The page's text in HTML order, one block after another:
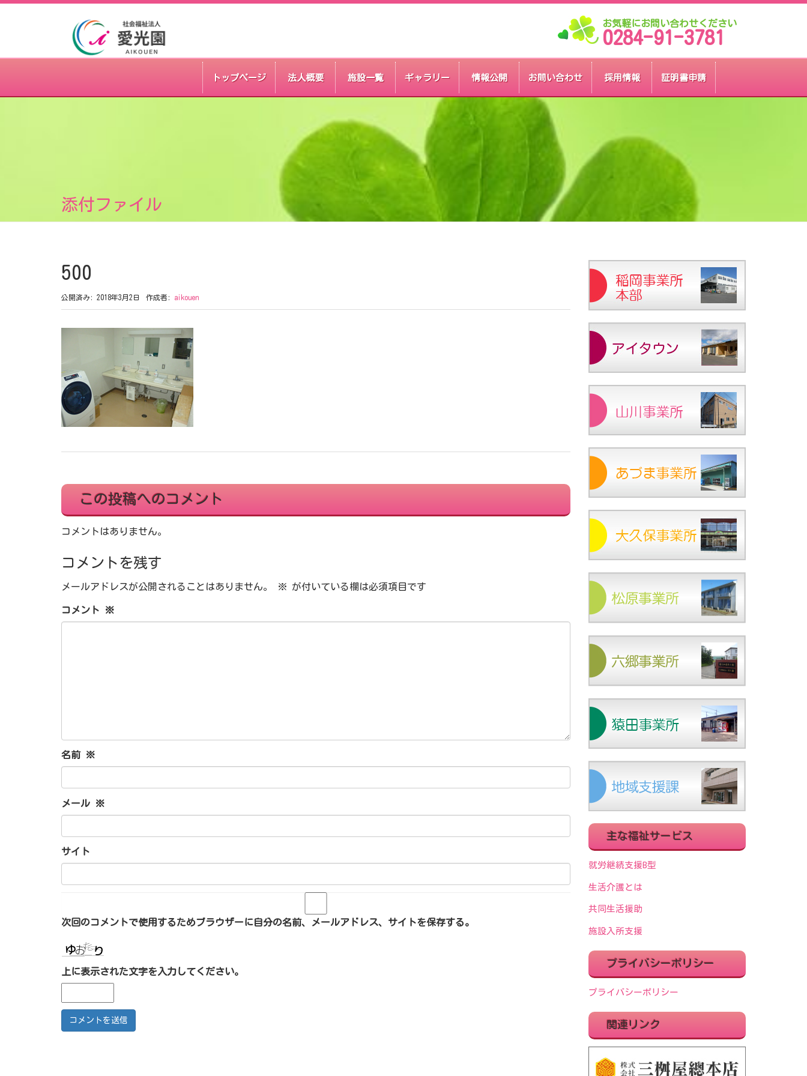
お気軽にお問い合わせください
0284-91-3781
トップページ 法人概要 施設一覧 ギャラリー 情報公開 お問い合わせ 採用情報 証明書申請
添付ファイル
500
公開済み: 2018年3月2日 作成者: aikouen
この投稿へのコメント
コメントはありません。
コメントを残す
メールアドレスが公開されることはありません。 ※ が付いている欄は必須項目です
コメント ※
名前 ※
メール ※
サイト
次回のコメントで使用するためブラウザーに自分の名前、メールアドレス、サイトを保存する。
上に表示された文字を入力してください。
主な福祉サービス
就労継続支援B型
生活介護とは
共同生活援助
施設入所支援
プライバシーポリシー
プライバシーポリシー
関連リンク